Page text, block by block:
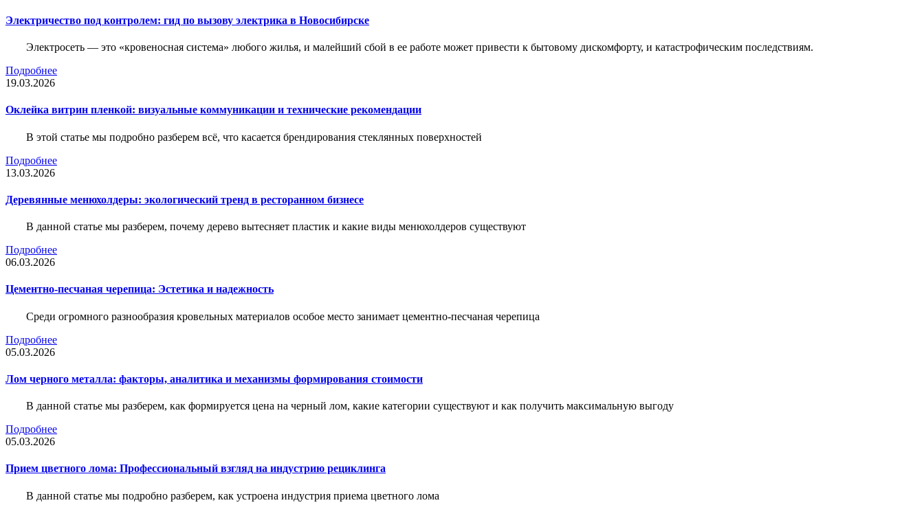
Электричество под контролем: гид по вызову электрика в Новосибирске
Электросеть — это «кровеносная система» любого жилья, и малейший сбой в ее работе может привести к бытовому дискомфорту, и катастрофическим последствиям.
Подробнее
19.03.2026
Оклейка витрин пленкой: визуальные коммуникации и технические рекомендации
В этой статье мы подробно разберем всё, что касается брендирования стеклянных поверхностей
Подробнее
13.03.2026
Деревянные менюхолдеры: экологический тренд в ресторанном бизнесе
В данной статье мы разберем, почему дерево вытесняет пластик и какие виды менюхолдеров существуют
Подробнее
06.03.2026
Цементно-песчаная черепица: Эстетика и надежность
Среди огромного разнообразия кровельных материалов особое место занимает цементно-песчаная черепица
Подробнее
05.03.2026
Лом черного металла: факторы, аналитика и механизмы формирования стоимости
В данной статье мы разберем, как формируется цена на черный лом, какие категории существуют и как получить максимальную выгоду
Подробнее
05.03.2026
Прием цветного лома: Профессиональный взгляд на индустрию рециклинга
В данной статье мы подробно разберем, как устроена индустрия приема цветного лома